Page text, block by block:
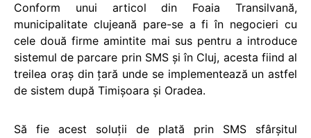
Conform unui articol din Foaia Transilvană,
municipalitate clujeană pare-se a fi în negocieri cu
cele două firme amintite mai sus pentru a introduce
sistemul de parcare prin SMS și în Cluj, acesta fiind al
treilea oraș din țară unde se implementează un astfel
de sistem după Timișoara și Oradea.
Să fie acest soluții de plată prin SMS sfârșitul